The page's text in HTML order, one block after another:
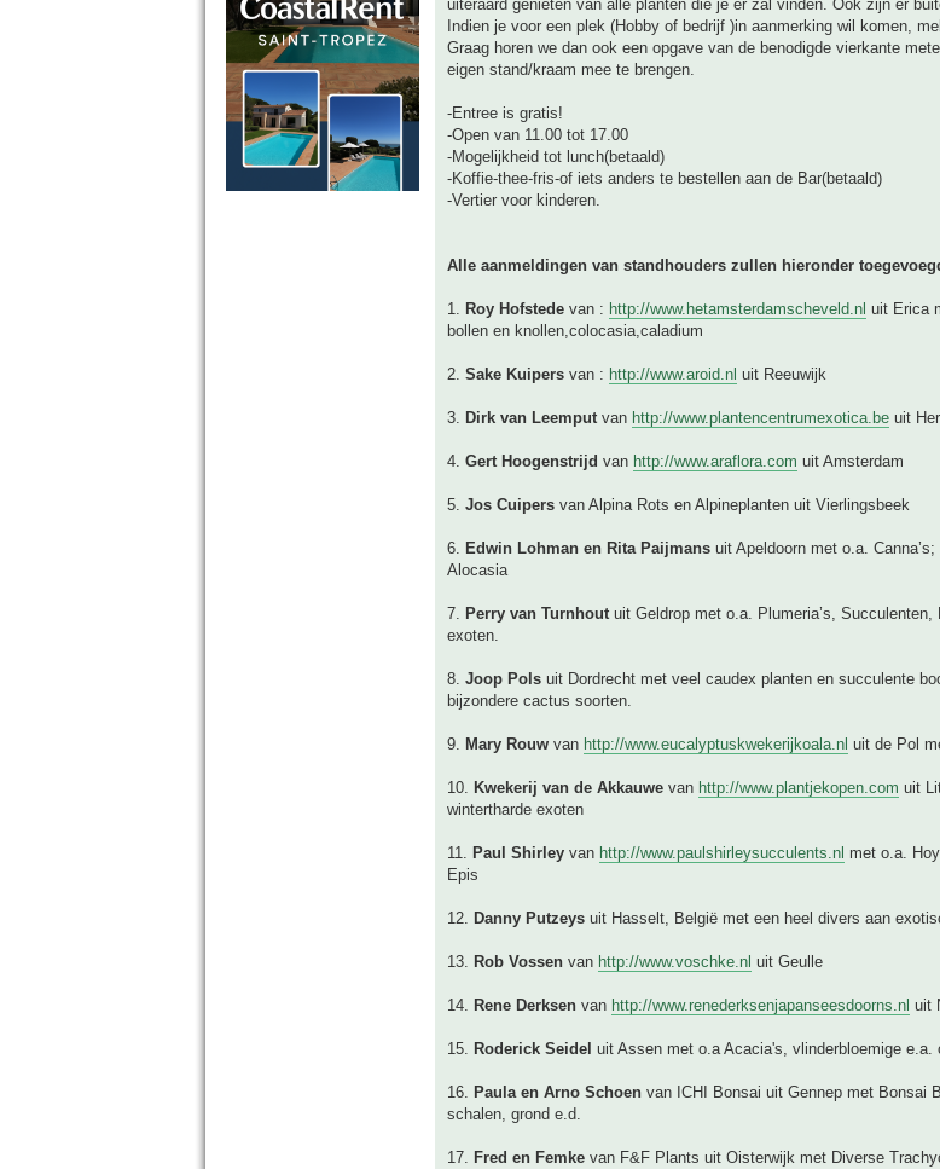
uiteraard genieten van alle planten die je er zal vinden. Ook zijn er
Indien je voor een plek (Hobby of bedrijf )in aanmerking wil komen,
Graag horen we dan ook een opgave van de benodigde vierkante
eigen stand/kraam mee te brengen.
-Entree is gratis!
-Open van 11.00 tot 17.00
-Mogelijkheid tot lunch(betaald)
-Koffie-thee-fris-of iets anders te bestellen aan de Bar(betaald)
-Vertier voor kinderen.
Alle aanmeldingen van standhouders zullen hieronder
1. Roy Hofstede van : http://www.hetamsterdamscheveld.nl uit Erica
bollen en knollen,colocasia,caladium
2. Sake Kuipers van : http://www.aroid.nl uit Reeuwijk
3. Dirk van Leemputvan http://www.plantencentrumexotica.be uit
4. Gert Hoogenstrijd van http://www.araflora.com uit Amsterdam
5. Jos Cuipers van Alpina Rots en Alpineplanten uit Vierlingsbeek
6. Edwin Lohman en Rita Paijmans uit Apeldoorn met o.a.
Alocasia
7. Perry van Turnhoutuit Geldrop met o.a. Plumeria’s, Succulenten,
exoten.
8. Joop Pols uit Dordrecht met veel caudex planten en succulente
bijzondere cactus soorten.
9. Mary Rouw van http://www.eucalyptuskwekerijkoala.nl uit de Pol
10. Kwekerij van de Akkauwe van http://www.plantjekopen.com uit
wintertharde exoten
11. Paul Shirley van http://www.paulshirleysucculents.nl met o.a.
Epis
12. Danny Putzeys uit Hasselt, België met een heel divers aan
13. Rob Vossen van http://www.voschke.nl uit Geulle
14. Rene Derksen van http://www.renederksenjapanseesdoorns.nl uit
15. Roderick Seidel uit Assen met o.a Acacia's, vlinderbloemige e.a.
16. Paula en Arno Schoen van ICHI Bonsai uit Gennep met Bonsai
schalen, grond e.d.
17. Fred en Femke van F&F Plants uit Oisterwijk met Diverse